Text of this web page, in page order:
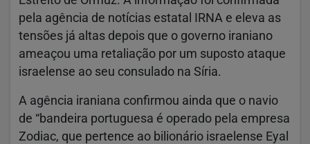
pela agência de notícias estatal IRNA e eleva as
tensões já altas depois que o governo iraniano
ameaçou uma retaliação por um suposto ataque
israelense ao seu consulado na Síria.
A agência iraniana confirmou ainda que o navio
de “bandeira portuguesa é operado pela empresa
Zodiac, que pertence ao bilionário israelense Eyal